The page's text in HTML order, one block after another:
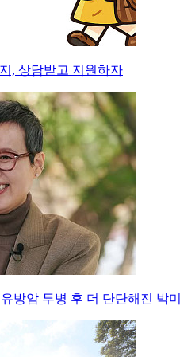
, 상담받고 지원하자
방암 투병 후 더 단단해진 박